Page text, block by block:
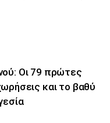
Οι 79 πρώτες
και το βαθύ